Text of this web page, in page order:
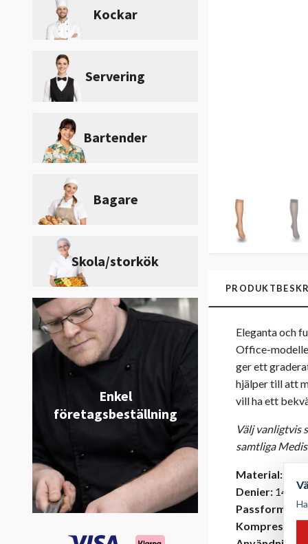
Kockar
Servering
Bartender
Bagare
Skola/storkök
Enkel
företagsbeställning
Eleganta och
Office-
ger ett
hjälper till att
vill ha ett
Välj vanligtvis
samtliga
Material:
Denier: 140
Passform:
Kompression: